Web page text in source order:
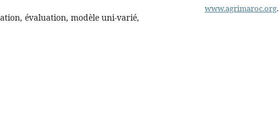
évaluation, modèle uni-varié,
www.agrimaroc.org.